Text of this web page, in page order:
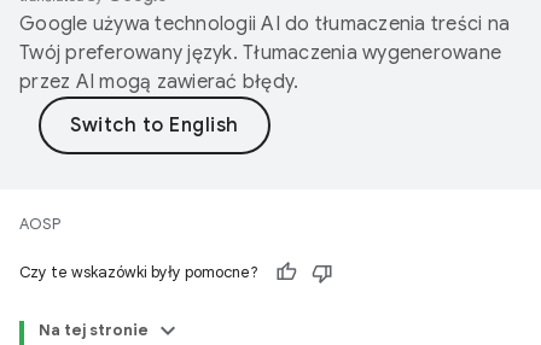
Google używa technologii AI do tłumaczenia treści na
Twój preferowany język. Tłumaczenia wygenerowane
przez AI mogą zawierać błędy.
AOSP
Czy te wskazówki były pomocne?
Na tej stronie